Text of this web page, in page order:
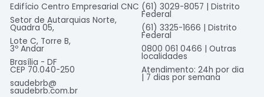
Edifício Centro Empresarial CNC
Setor de Autarquias Norte,
Quadra 05,
Lote C, Torre B,
3º Andar
Brasília - DF
CEP 70.040-250
saudebrb@
saudebrb.com.br
(61) 3029-8057 | Distrito
Federal
(61) 3325-1666 | Distrito
Federal
0800 061 0466 | Outras
localidades
Atendimento: 24h por dia
| 7 dias por semana